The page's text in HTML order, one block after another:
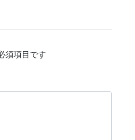
須項目です